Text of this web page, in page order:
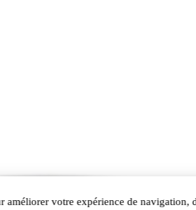
votre expérience de navigation,